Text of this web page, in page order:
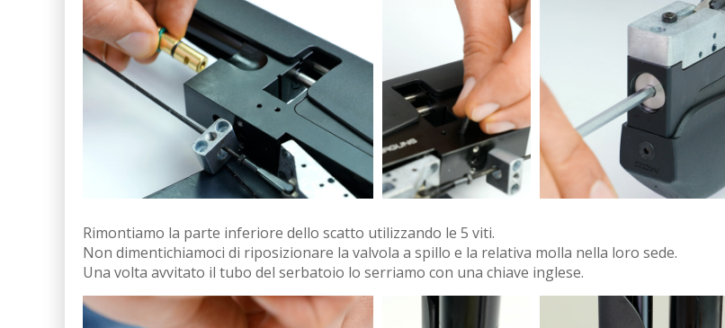
Rimontiamo la parte inferiore dello scatto utilizzando le 5 viti.
Non dimentichiamoci di riposizionare la valvola a spillo e la relativa molla nella loro sede.
Una volta avvitato il tubo del serbatoio lo serriamo con una chiave inglese.